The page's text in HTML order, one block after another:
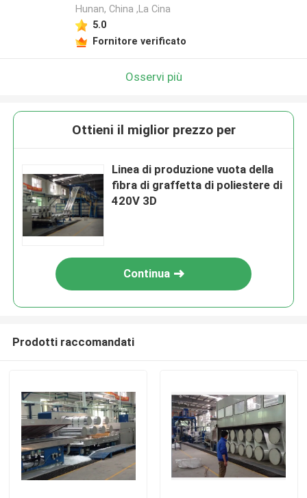
Hunan, China ,La Cina
5.0
Fornitore verificato
Osservi più
Ottieni il miglior prezzo per
Linea di produzione vuota della
fibra di graffetta di poliestere di
420V 3D
Continua
Prodotti raccomandati